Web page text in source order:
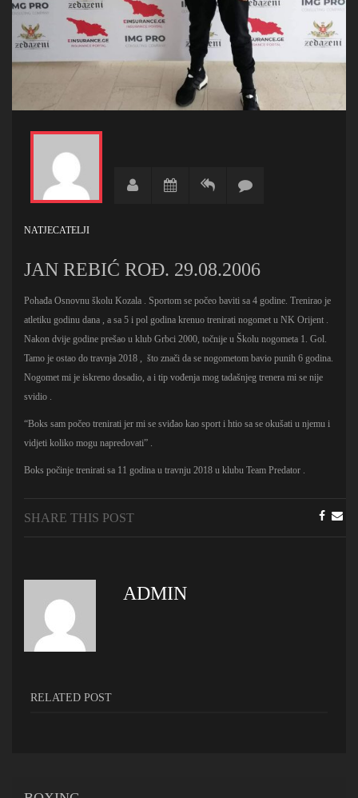
NATJECATELJI
JAN REBIĆ ROĐ. 29.08.2006
Pohađa Osnovnu školu Kozala . Sportom se počeo baviti sa 4 godine. Trenirao je
atletiku godinu dana , a sa 5 i pol godina krenuo trenirati nogomet u NK Orijent .
Nakon dvije godine prešao u klub Grbci 2000, točnije u Školu nogometa 1. Gol.
Tamo je ostao do travnja 2018 , što znači da se nogometom bavio punih 6 godina.
Nogomet mi je iskreno dosadio, a i tip vođenja mog tadašnjeg trenera mi se nije
svidio .
“Boks sam počeo trenirati jer mi se sviđao kao sport i htio sa se okušati u njemu i
vidjeti koliko mogu napredovati” .
Boks počinje trenirati sa 11 godina u travnju 2018 u klubu Team Predator .
SHARE THIS POST
ADMIN
RELATED POST